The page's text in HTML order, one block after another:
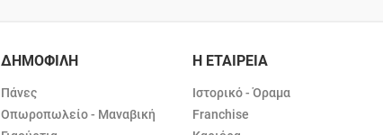
ΔΗΜΟΦΙΛΗ
Πάνες
Οπωροπωλείο - Μαναβική
Η ΕΤΑΙΡΕΙΑ
Ιστορικό - Όραμα
Franchise